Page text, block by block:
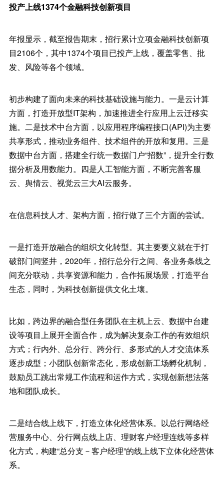
投产上线1374个金融科技创新项目
年报显示，截至报告期末，招行累计立项金融科技创新项
目2106个，其中1374个项目已投产上线，覆盖零售、批
发、风险等各个领域。
初步构建了面向未来的科技基础设施与能力。一是云计算
方面，打造开放型IT架构，加速推进全行应用上云迁移实
施。二是技术中台方面，以应用程序编程接口(API)为主要
共享形式，推动业务组件、技术组件的开放和复用。三是
数据中台方面，搭建全行统一数据门户“招数”，提升全行数
据分析及用数能力。四是人工智能方面，不断完善客服
云、舆情云、视觉云三大AI云服务。
在信息科技人才、架构方面，招行做了三个方面的尝试。
一是打造开放融合的组织文化转型。其主要要义就在于打
破部门间竖井，2020年，招行总分行之间、各业务条线之
间充分联动，共享资源和能力，合作拓展场景，打造平台
生态，同时，为科技创新提供文化土壤。
比如，跨边界的融合型任务团队在主机上云、数据中台建
设等项目上展开全面合作，成为解决复杂工作的有效组织
方式；行内外、总分行、跨分行、多形式的人才交流体系
逐步成型；小团队创新常态化，形成创新工场孵化机制，
鼓励员工跳出常规工作流程和运作方式，实现创新想法落
地和团队成长。
二是结合线上线下，打造立体化经营体系。以总行网络经
营服务中心、分行网点线上店、理财客户经理连线等多样
化方式，构建“总分支－客户经理”的线上线下立体化经营体
系。